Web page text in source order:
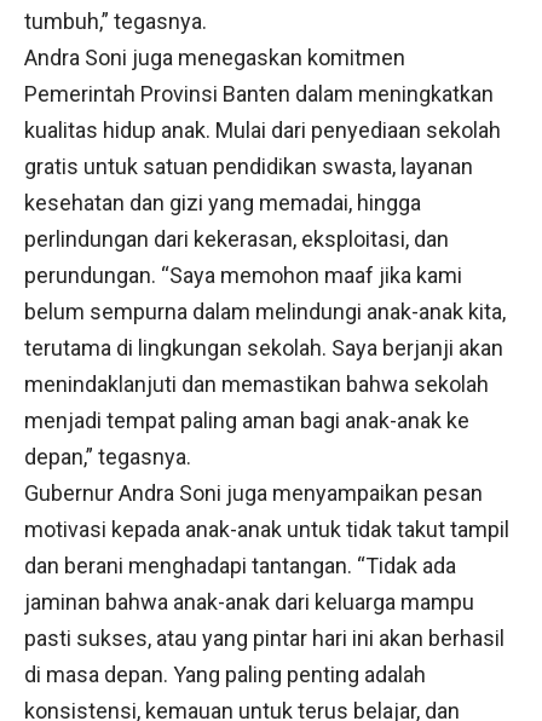
tumbuh,” tegasnya.
Andra Soni juga menegaskan komitmen
Pemerintah Provinsi Banten dalam meningkatkan
kualitas hidup anak. Mulai dari penyediaan sekolah
gratis untuk satuan pendidikan swasta, layanan
kesehatan dan gizi yang memadai, hingga
perlindungan dari kekerasan, eksploitasi, dan
perundungan. “Saya memohon maaf jika kami
belum sempurna dalam melindungi anak-anak kita,
terutama di lingkungan sekolah. Saya berjanji akan
menindaklanjuti dan memastikan bahwa sekolah
menjadi tempat paling aman bagi anak-anak ke
depan,” tegasnya.
Gubernur Andra Soni juga menyampaikan pesan
motivasi kepada anak-anak untuk tidak takut tampil
dan berani menghadapi tantangan. “Tidak ada
jaminan bahwa anak-anak dari keluarga mampu
pasti sukses, atau yang pintar hari ini akan berhasil
di masa depan. Yang paling penting adalah
konsistensi, kemauan untuk terus belajar, dan